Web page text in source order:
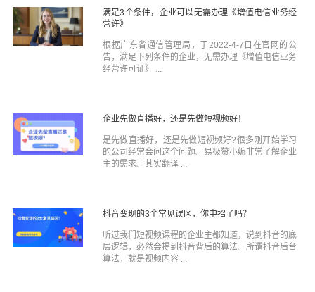
满足3个条件，企业可以无需办理《增值电信业务经
营许》
根据广东省通信管理局，于2022-4-7日在官网的公
告，满足下列条件的企业，无需办理《增值电信业务
经营许可证》 ...
企业先做直播好，还是先做短视频好！
是先做直播好，还是先做短视频好?很多刚开始学习
的公司经常会问这个问题。易极赞小编非常了解企业
主的需求。其实翻译 ...
抖音变现的3个常见误区，你中招了吗？
听过我们短视频课程的企业主都知道，说到抖音的底
层逻辑，必然会提到抖音背后的算法。所谓抖音后台
算法，就是视频内容 ...